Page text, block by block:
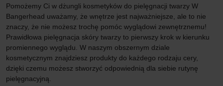
Pomożemy Ci w dżungli kosmetyków do pielęgnacji twarzy W
Bangerhead uważamy, że wnętrze jest najważniejsze, ale to nie
znaczy, że nie możesz trochę pomóc wyglądowi zewnętrznemu!
Prawidłowa pielęgnacja skóry twarzy to pierwszy krok w kierunku
promiennego wyglądu. W naszym obszernym dziale
kosmetycznym znajdziesz produkty do każdego rodzaju cery,
dzięki czemu możesz stworzyć odpowiednią dla siebie rutynę
pielęgnacyjną.